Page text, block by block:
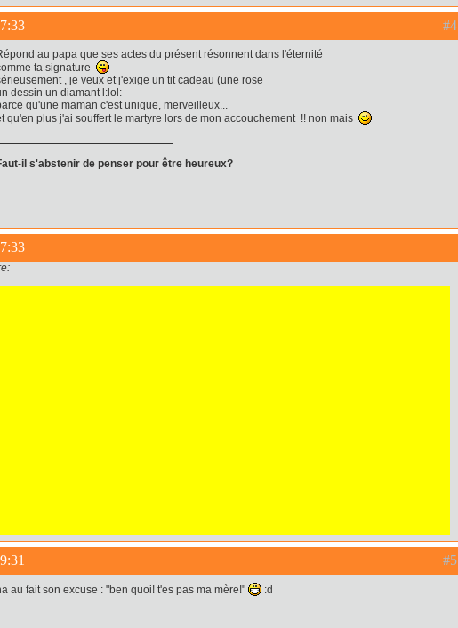
#4
au papa que ses actes du présent résonnent dans l'éternité
ta signature
, je veux et j'exige un tit cadeau (une rose
dessin un diamant l:lol:
qu'une maman c'est unique, merveilleux...
qu'en plus j'ai souffert le martyre lors de mon accouchement !! non mais
il s'abstenir de penser pour être heureux?
#5
au fait son excuse : "ben quoi! t'es pas ma mère!" :d